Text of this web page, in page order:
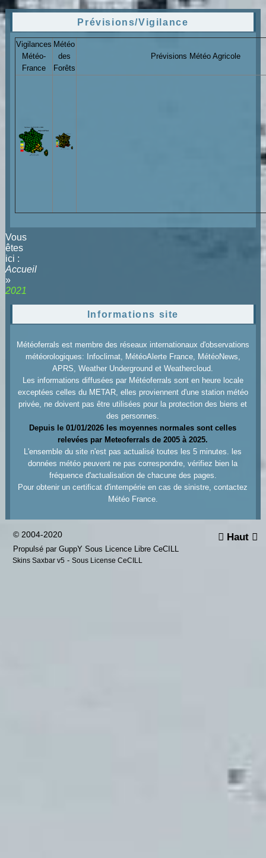
Prévisions/Vigilance
Vigilances
Météo-
France
Météo
des
Forêts
Prévisions Météo Agricole
Vous
êtes
ici :
Accueil
»
2021
Informations site
Météoferrals est membre des réseaux internationaux d'observations
météorologiques: Infoclimat, MétéoAlerte France, MétéoNews,
APRS, Weather Underground et Weathercloud.
Les informations diffusées par Météoferrals sont en heure locale
exceptées celles du METAR, elles proviennent d'une station météo
privée, ne doivent pas être utilisées pour la protection des biens et
des personnes.
Depuis le 01/01/2026 les moyennes normales sont celles
relevées par Meteoferrals de 2005 à 2025.
L'ensemble du site n'est pas actualisé toutes les 5 minutes. les
données météo peuvent ne pas correspondre, vérifiez bien la
fréquence d'actualisation de chacune des pages.
Pour obtenir un certificat d'intempérie en cas de sinistre, contactez
Météo France.
 Haut 
© 2004-2020
Propulsé par GuppY Sous Licence Libre CeCILL
Skins Saxbar v5 - Sous License CeCILL